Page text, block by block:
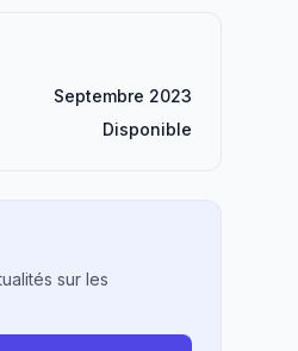
Septembre 2023
Disponible
sur les